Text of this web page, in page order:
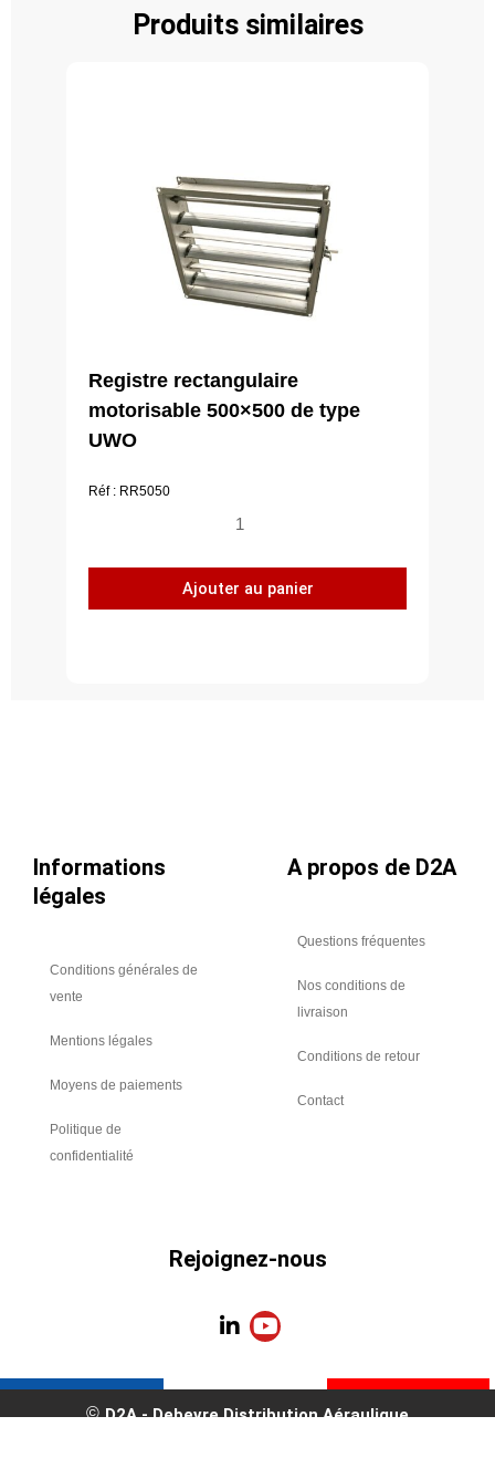
Produits similaires
Registre rectangulaire
motorisable 500×500 de type
UWO
Réf : RR5050
quantité
Registre
rectangulaire
Ajouter au panier
Informations
légales
Conditions générales de
vente
Mentions légales
Moyens de paiements
Politique de
confidentialité
A propos de D2A
Questions fréquentes
Nos conditions de
livraison
Conditions de retour
Contact
Rejoignez-nous
L
k
e
Y
o
t
u
D2A - Debevre Distribution Aéraulique